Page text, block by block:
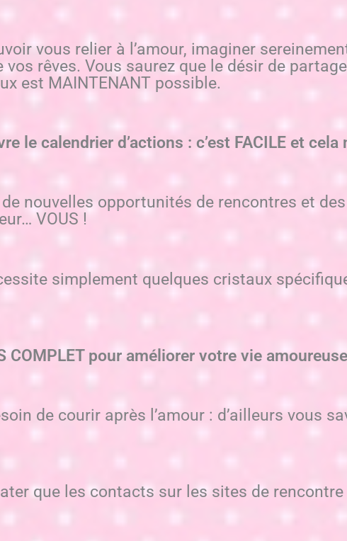
vous relier à l’amour, imaginer
vos rêves. Vous saurez que le désir de
est MAINTENANT possible.
le calendrier d’actions : c’est FACILE et
nouvelles opportunités de rencontres et des
VOUS !
simplement quelques cristaux
COMPLET pour améliorer votre vie
de courir après l’amour : d’ailleurs vous
que les contacts sur les sites de